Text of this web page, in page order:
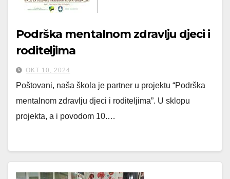
Podrška mentalnom zdravlju djeci i
roditeljima
OKT 10, 2024
Poštovani, naša škola je partner u projektu “Podrška
mentalnom zdravlju djeci i roditeljima”. U sklopu
projekta, a i povodom 10.…